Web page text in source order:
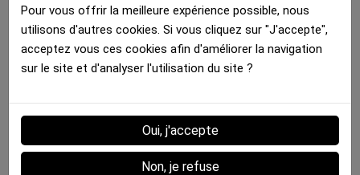
Fiche technique
MATIERE
Microfibre
COULEUR DOMINANTE
Homme
COULEUR DIFFERENCIANTE
Noir
Pour vous offrir la meilleure expérience possible, nous
utilisons d'autres cookies. Si vous cliquez sur "J'accepte",
acceptez vous ces cookies afin d'améliorer la navigation
sur le site et d'analyser l'utilisation du site ?
Oui, j'accepte
Non, je refuse